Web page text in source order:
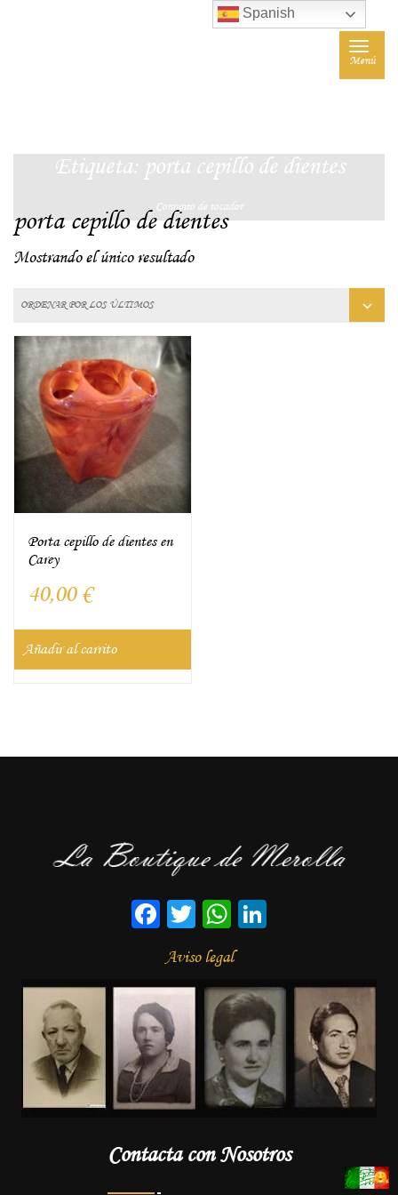
Toggle
Menú
Etiqueta: porta cepillo de dientes
Conjunto de tocador
porta cepillo de dientes
Mostrando el único resultado
Porta cepillo de dientes en
Carey
40,00 €
Añadir al carrito
Facebook
TwitterWhatsApp
Aviso legal
Contacta con Nosotros
Spanish